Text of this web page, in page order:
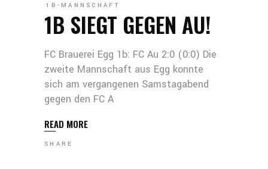
1B-MANNSCHAFT
1B SIEGT GEGEN AU!
FC Brauerei Egg 1b: FC Au 2:0 (0:0) Die
zweite Mannschaft aus Egg konnte
sich am vergangenen Samstagabend
gegen den FC A
READ MORE
SHARE